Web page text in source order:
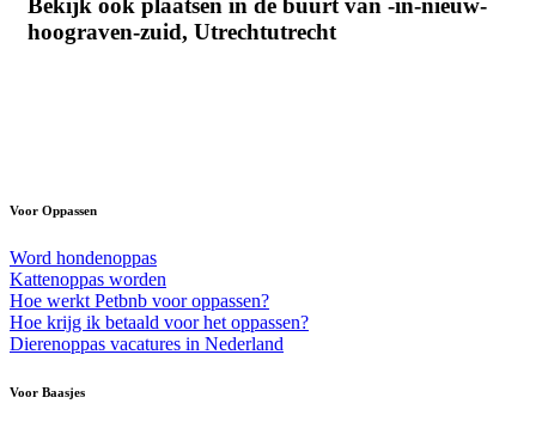
Bekijk ook plaatsen in de buurt van -in-nieuw-
hoograven-zuid, Utrechtutrecht
Voor Oppassen
Word hondenoppas
Kattenoppas worden
Hoe werkt Petbnb voor oppassen?
Hoe krijg ik betaald voor het oppassen?
Dierenoppas vacatures in Nederland
Voor Baasjes